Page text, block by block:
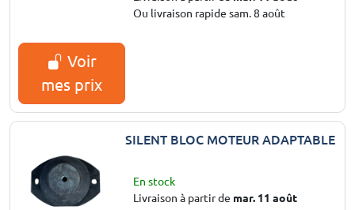
Ou livraison rapide sam. 8 août
Voir
mes prix
SILENT BLOC MOTEUR ADAPTABLE
En stock
Livraison à partir de mar. 11 août